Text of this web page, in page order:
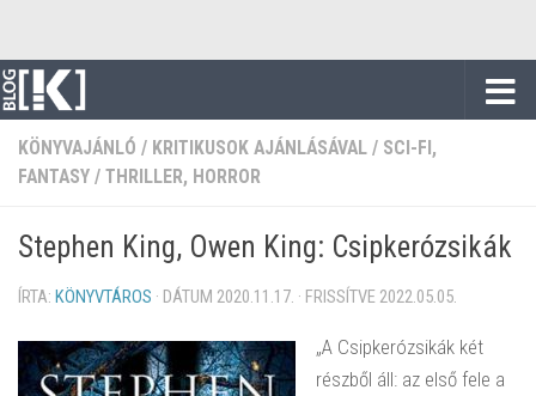
KÖNYVAJÁNLÓ / KRITIKUSOK AJÁNLÁSÁVAL / SCI-FI,
FANTASY / THRILLER, HORROR
Stephen King, Owen King: Csipkerózsikák
ÍRTA: KÖNYVTÁROS · DÁTUM 2020.11.17. · FRISSÍTVE 2022.05.05.
„A Csipkerózsikákkét
részből áll: az első fele a